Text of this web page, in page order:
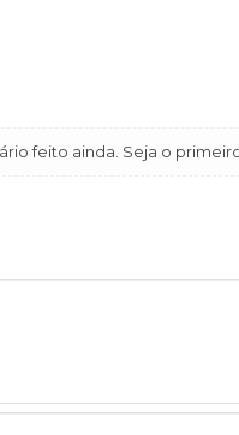
feito ainda. Seja o